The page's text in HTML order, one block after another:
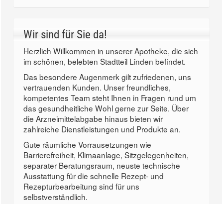
Wir sind für Sie da!
Herzlich Willkommen in unserer Apotheke, die sich
im schönen, belebten Stadtteil Linden befindet.
Das besondere Augenmerk gilt zufriedenen, uns
vertrauenden Kunden. Unser freundliches,
kompetentes Team steht Ihnen in Fragen rund um
das gesundheitliche Wohl gerne zur Seite. Über
die Arzneimittelabgabe hinaus bieten wir
zahlreiche Dienstleistungen und Produkte an.
Gute räumliche Vorrausetzungen wie
Barrierefreiheit, Klimaanlage, Sitzgelegenheiten,
separater Beratungsraum, neuste technische
Ausstattung für die schnelle Rezept- und
Rezepturbearbeitung sind für uns
selbstverständlich.